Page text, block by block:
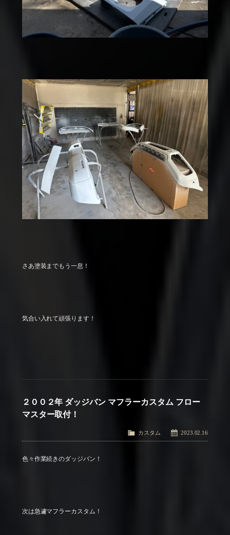
さあ塗装までもう一息！
気合い入れて頑張ります！
２００２年 ダッジバン マフラーカスタム フロー
マスター取付！
2023.02.16
カスタム
色々作業続きのダッジバン！
次は急遽マフラーカスタム！